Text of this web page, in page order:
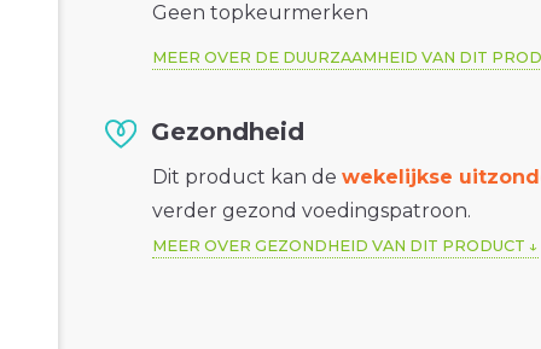
Geen topkeurmerken
MEER OVER DE DUURZAAMHEID VAN DIT
Gezondheid
Dit product kan dewekelijkse
verder gezond voedingspatroon.
MEER OVER GEZONDHEID VAN DIT PRODUCT